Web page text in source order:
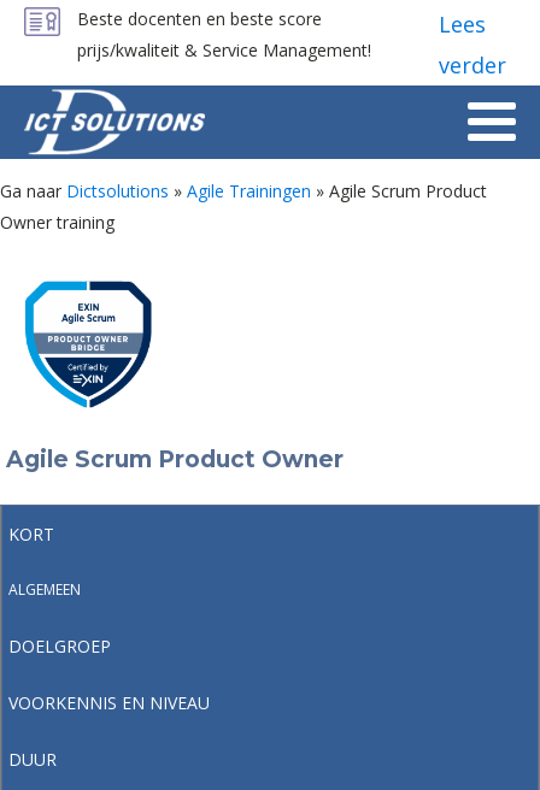
Beste docenten en beste score
prijs/kwaliteit & Service Management!
Lees
verder
Ga naar Dictsolutions » Agile Trainingen » Agile Scrum Product
Owner training
Agile Scrum Product Owner
KORT
ALGEMEEN
DOELGROEP
VOORKENNIS EN NIVEAU
DUUR